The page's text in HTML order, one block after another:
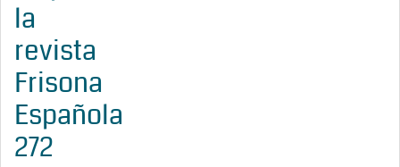
la
revista
Frisona
Española
272